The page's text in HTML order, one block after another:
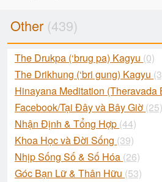
Other (439)
The Drukpa (‘brug pa) Kagyu (0)
The Drikhung (‘bri gung) Kagyu
Hinayana Meditation (Theravada
Facebook/Tại Đây và Bây Giờ (25)
Nhận Định & Tổng Hợp (44)
Khoa Học và Đời Sống (39)
Nhịp Sống Số & Số Hóa (26)
Góc Bạn Lữ & Thân Hữu (53)